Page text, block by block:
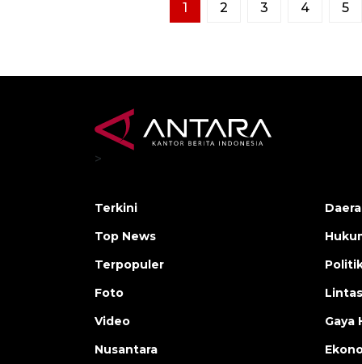
1 2 3 4 5
>
Terkini
Top News
Terpopuler
Foto
Video
Nusantara
Gaya